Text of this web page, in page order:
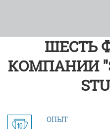
ШЕСТЬ
КОМПАНИИ
ОПЫТ